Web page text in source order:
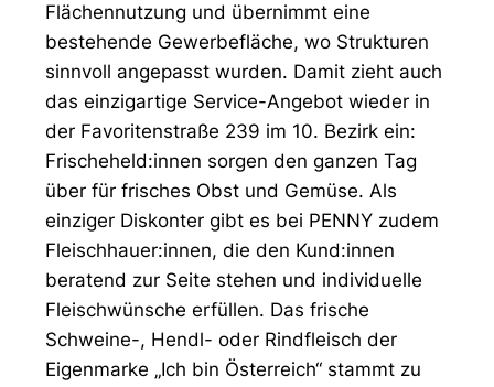
Flächennutzung und übernimmt eine
bestehende Gewerbefläche, wo Strukturen
sinnvoll angepasst wurden. Damit zieht auch
das einzigartige Service-Angebot wieder in
der Favoritenstraße 239 im 10. Bezirk ein:
Frischeheld:innen sorgen den ganzen Tag
über für frisches Obst und Gemüse. Als
einziger Diskonter gibt es bei PENNY zudem
Fleischhauer:innen, die den Kund:innen
beratend zur Seite stehen und individuelle
Fleischwünsche erfüllen. Das frische
Schweine-, Hendl- oder Rindfleisch der
Eigenmarke „Ich bin Österreich“ stammt zu